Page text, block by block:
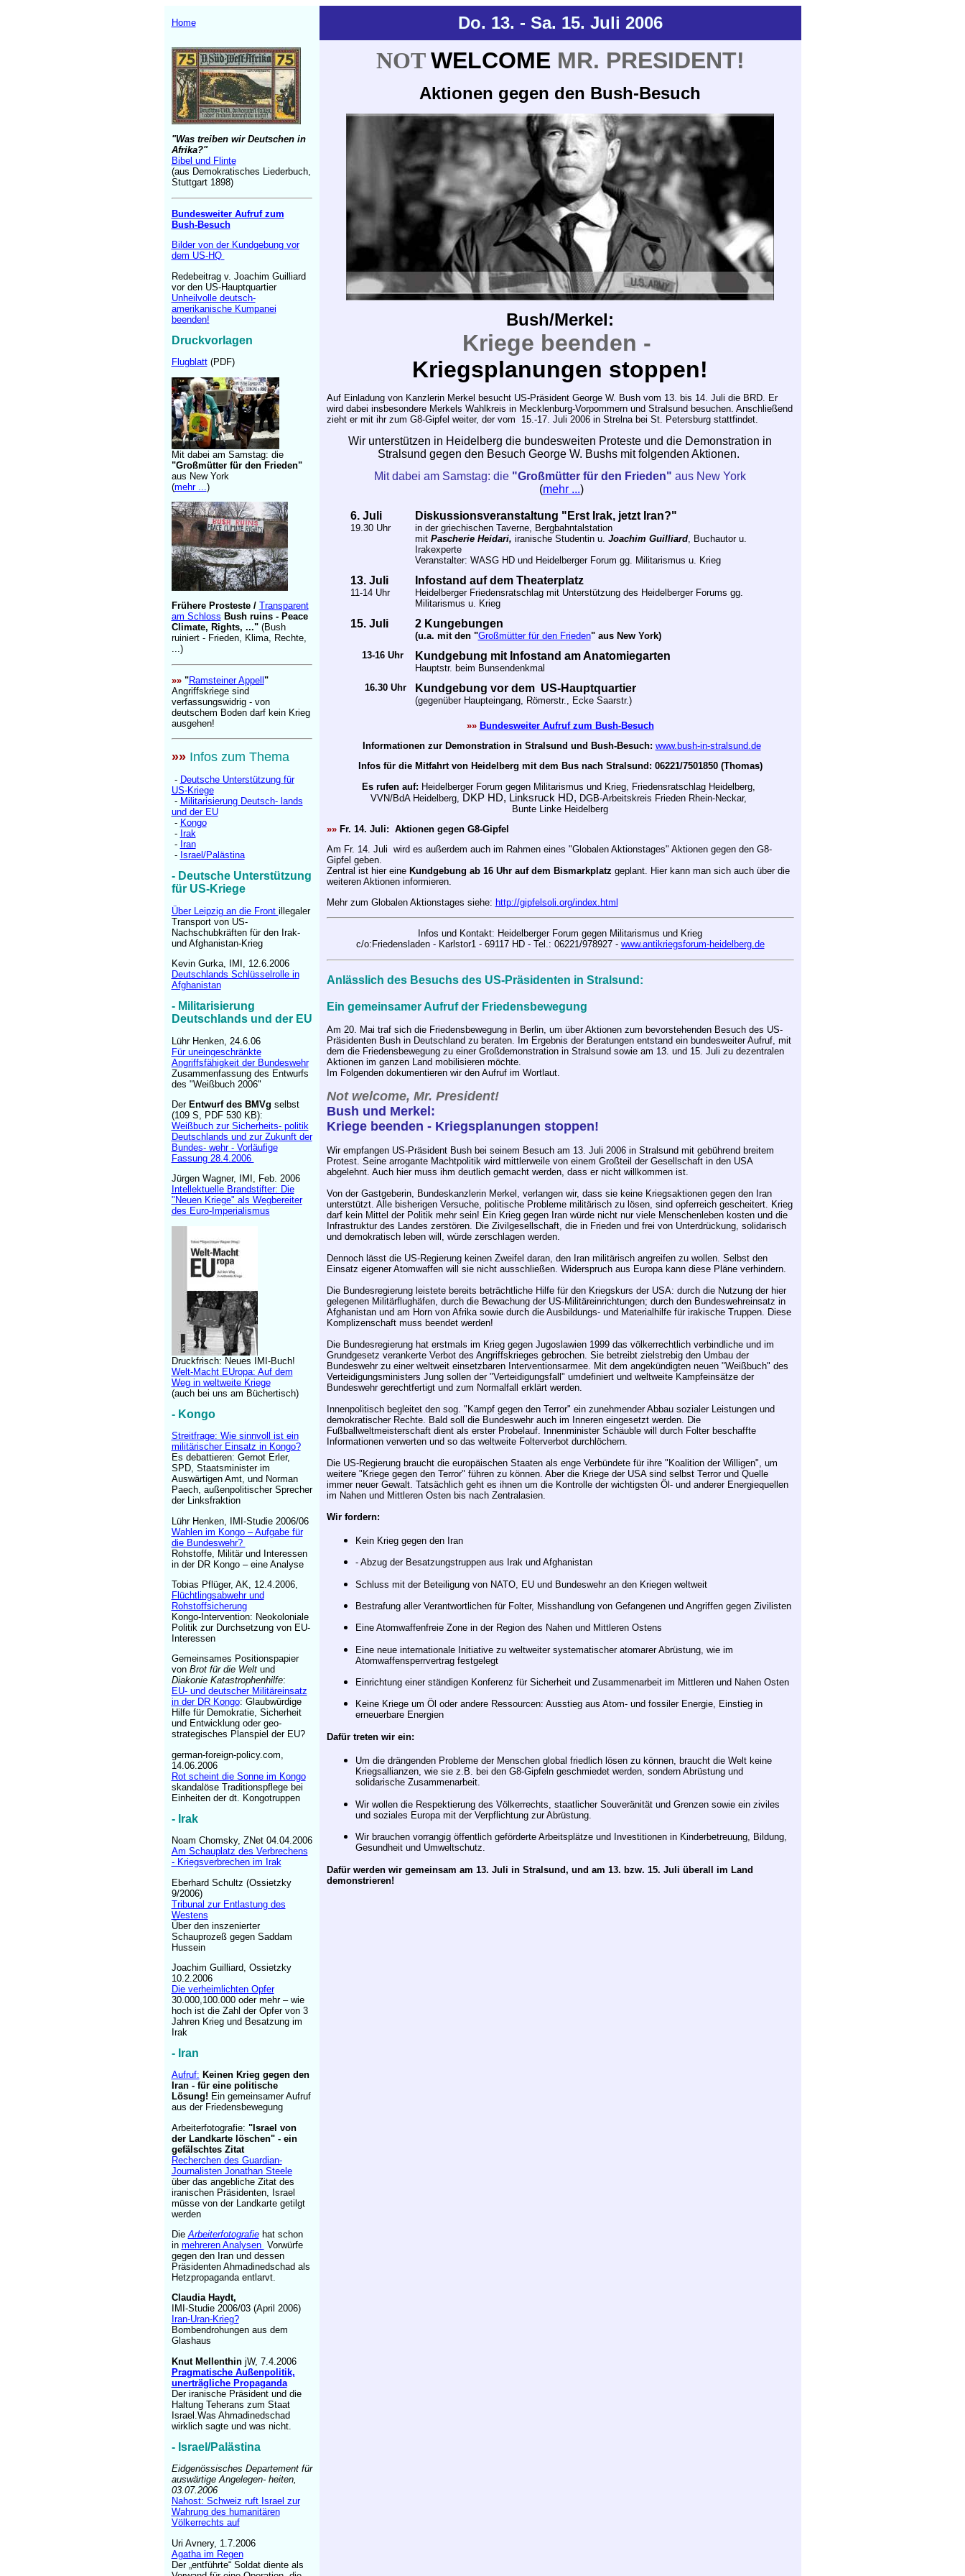
Home Do. 13. - Sa. 15. Juli 2006
"Was treiben wir Deutschen in
Afrika?"
Bibel und Flinte
(aus Demokratisches Liederbuch,
Stuttgart 1898)
Bundesweiter Aufruf zum
Bush-Besuch
Bilder von der Kundgebung vor
dem US-HQ
Redebeitrag v. Joachim Guilliard
vor den US-Hauptquartier
Unheilvolle deutsch-
amerikanische Kumpanei
beenden!
Druckvorlagen
Flugblatt(PDF)
Mit dabei am Samstag: die
"Großmütter für den Frieden"
aus New York
(mehr ... )
Frühere Prosteste / Transparent
am Schloss Bush ruins - Peace
Climate, Rights, ..." (Bush
ruiniert - Frieden, Klima, Rechte,
...)
»» "Ramsteiner Appell "
Angriffskriege sind
verfassungswidrig - von
deutschem Boden darf kein Krieg
ausgehen!
»» Infos zum Thema
- Deutsche Unterstützung für
US-Kriege
- Militarisierung Deutsch- lands
und der EU
- Kongo
- Irak
- Iran
- Israel/Palästina
- Deutsche Unterstützung
für US-Kriege
Über Leipzig an die Front illegaler
Transport von US-
Nachschubkräften für den Irak-
und Afghanistan-Krieg
Kevin Gurka, IMI, 12.6.2006
Deutschlands Schlüsselrolle in
Afghanistan
- Militarisierung
Deutschlands und der EU
Lühr Henken, 24.6.06
Für uneingeschränkte
Angriffsfähigkeit der Bundeswehr
Zusammenfassung des Entwurfs
des "Weißbuch 2006"
Der Entwurf des BMVg selbst
(109 S, PDF 530 KB):
Weißbuch zur Sicherheits- politik
Deutschlands und zur Zukunft der
Bundes- wehr - Vorläufige
Fassung 28.4.2006
Jürgen Wagner,
IMI, Feb. 2006
Intellektuelle Brandstifter: Die
"Neuen Kriege" als Wegbereiter
des Euro-Imperialismus
Druckfrisch: Neues IMI-Buch!
Welt-Macht EUropa: Auf dem
Weg in weltweite Kriege
(auch bei uns am Büchertisch)
- Kongo
Streitfrage: Wie sinnvoll ist ein
militärischer Einsatz in Kongo?
Es debattieren: Gernot Erler,
SPD, Staatsminister im
Auswärtigen Amt, und Norman
Paech, außenpolitischer Sprecher
der Linksfraktion
Lühr Henken, IMI-Studie 2006/06
Wahlen im Kongo – Aufgabe für
die Bundeswehr?
Rohstoffe, Militär und Interessen
in der DR Kongo – eine Analyse
Tobias Pflüger, AK, 12.4.2006,
Flüchtlingsabwehr und
Rohstoffsicherung
Kongo-Intervention: Neokoloniale
Politik zur Durchsetzung von EU-
Interessen
Gemeinsames Positionspapier
von Brot für die Weltund
Diakonie Katastrophenhilfe:
EU- und deutscher Militäreinsatz
in der DR Kongo: Glaubwürdige
Hilfe für Demokratie, Sicherheit
und Entwicklung oder geo-
strategisches Planspiel der EU?
german-foreign-policy.com,
14.06.2006
Rot scheint die Sonne im Kongo
skandalöse Traditionspflege bei
Einheiten der dt. Kongotruppen
- Irak
Noam Chomsky, ZNet 04.04.2006
Am Schauplatz des Verbrechens
- Kriegsverbrechen im Irak
Eberhard Schultz (Ossietzky
9/2006)
Tribunal zur Entlastung des
Westens
Über den inszenierter
Schauprozeß gegen Saddam
Hussein
Joachim Guilliard, Ossietzky
10.2.2006
Die verheimlichten Opfer
30.000,100.000 oder mehr – wie
hoch ist die Zahl der Opfer von 3
Jahren Krieg und Besatzung im
Irak
- Iran
Aufruf: Keinen Krieg gegen den
Iran - für eine politische
Lösung! Ein gemeinsamer Aufruf
aus der Friedensbewegung
Arbeiterfotografie: "Israel von
der Landkarte löschen" - ein
gefälschtes Zitat
Recherchen des Guardian-
Journalisten Jonathan Steele
über das angebliche Zitat des
iranischen Präsidenten, Israel
müsse von der Landkarte getilgt
werden
DieArbeiterfotografie hat schon
in mehreren Analysen Vorwürfe
gegen den Iran und dessen
Präsidenten Ahmadinedschad als
Hetzpropaganda entlarvt.
Claudia Haydt,
IMI-Studie 2006/03 (April 2006)
Iran-Uran-Krieg?
Bombendrohungen aus dem
Glashaus
Knut Mellenthin jW, 7.4.2006
Pragmatische Außenpolitik,
unerträgliche Propaganda
Der iranische Präsident und die
Haltung Teherans zum Staat
Israel.Was Ahmadinedschad
wirklich sagte und was nicht.
- Israel/Palästina
Eidgenössisches Departement für
auswärtige Angelegen- heiten,
03.07.2006
Nahost: Schweiz ruft Israel zur
Wahrung des humanitären
Völkerrechts auf
Uri Avnery, 1.7.2006
Agatha im Regen
Der „entführte“ Soldat diente als
NOTWELCOME MR. PRESIDENT!
Aktionen gegen den Bush-Besuch
Bush/Merkel:
Kriege beenden -
Kriegsplanungen stoppen!
Auf Einladung von Kanzlerin Merkel besucht US-Präsident George W. Bush vom 13. bis 14. Juli die BRD. Er
wird dabei insbesondere Merkels Wahlkreis in Mecklenburg-Vorpommern und Stralsund besuchen. Anschließend
zieht er mit ihr zum G8-Gipfel weiter, der vom 15.-17. Juli 2006 in Strelna bei St. Petersburg stattfindet.
Wir unterstützen in Heidelberg die bundesweiten Proteste und die Demonstration in
Stralsund gegen den Besuch George W. Bushs mit folgenden Aktionen.
Mit dabei am Samstag: die "Großmütter für den Frieden" aus New York
(mehr ...)
6. Juli
19.30 Uhr
Diskussionsveranstaltung "Erst Irak, jetzt Iran?"
in der griechischen Taverne, Bergbahntalstation
mit Pascherie Heidari, iranische Studentin u. Joachim Guilliard, Buchautor u.
Irakexperte
Veranstalter: WASG HD und Heidelberger Forum gg. Militarismus u. Krieg
13. Juli
11-14 Uhr
Infostand auf dem Theaterplatz
Heidelberger Friedensratschlag mit Unterstützung des Heidelberger Forums gg.
Militarismus u. Krieg
15. Juli 2 Kungebungen
(u.a. mit den "Großmütter für den Frieden" aus New York)
13-16 Uhr
Kundgebung mit Infostand am Anatomiegarten
Hauptstr. beim Bunsendenkmal
16.30 Uhr
Kundgebung vor dem US-Hauptquartier
(gegenüber Haupteingang, Römerstr., Ecke Saarstr.)
»» Bundesweiter Aufruf zum Bush-Besuch
Informationen zur Demonstration in Stralsund und Bush-Besuch: www.bush-in-stralsund.de
Infos für die Mitfahrt von Heidelberg mit dem Bus nach Stralsund: 06221/7501850 (Thomas)
Es rufen auf: Heidelberger Forum gegen Militarismus und Krieg, Friedensratschlag Heidelberg,
VVN/BdA Heidelberg,
DKP HD, Linksruck HD, DGB-Arbeitskreis Frieden Rhein-Neckar,
Bunte Linke Heidelberg
»» Fr. 14. Juli: Aktionen gegen G8-Gipfel
Am Fr. 14. Juli wird es außerdem auch im Rahmen eines "Globalen Aktionstages" Aktionen gegen den G8-
Gipfel geben.
Zentral ist hier eine Kundgebung ab 16 Uhr auf dem Bismarkplatz geplant. Hier kann man sich auch über die
weiteren Aktionen informieren.
Mehr zum Globalen Aktionstages siehe: http://gipfelsoli.org/index.html
Infos und Kontakt: Heidelberger Forum gegen Militarismus und Krieg
c/o:Friedensladen - Karlstor1 - 69117 HD - Tel.: 06221/978927 - www.antikriegsforum-heidelberg.de
Anlässlich des Besuchs des US-Präsidenten in Stralsund:
Ein gemeinsamer Aufruf der Friedensbewegung
Am 20. Mai traf sich die Friedensbewegung in Berlin, um über Aktionen zum bevorstehenden Besuch des US-
Präsidenten Bush in Deutschland zu beraten. Im Ergebnis der Beratungen entstand ein bundesweiter Aufruf, mit
dem die Friedensbewegung zu einer Großdemonstration in Stralsund sowie am 13. und 15. Juli zu dezentralen
Aktionen im ganzen Land mobilisieren möchte.
Im Folgenden dokumentieren wir den Aufruf im Wortlaut.
Not welcome, Mr. President!
Bush und Merkel:
Kriege beenden - Kriegsplanungen stoppen!
Wir empfangen US-Präsident Bush bei seinem Besuch am 13. Juli 2006 in Stralsund mit gebührend breitem
Protest. Seine arrogante Machtpolitik wird mittlerweile von einem Großteil der Gesellschaft in den USA
abgelehnt. Auch hier muss ihm deutlich gemacht werden, dass er nicht willkommen ist.
Von der Gastgeberin, Bundeskanzlerin Merkel, verlangen wir, dass sie keine Kriegsaktionen gegen den Iran
unterstützt. Alle bisherigen Versuche, politische Probleme militärisch zu lösen, sind opferreich gescheitert. Krieg
darf kein Mittel der Politik mehr sein! Ein Krieg gegen Iran würde nicht nur viele Menschenleben kosten und die
Infrastruktur des Landes zerstören. Die Zivilgesellschaft, die in Frieden und frei von Unterdrückung, solidarisch
und demokratisch leben will, würde zerschlagen werden.
Dennoch lässt die US-Regierung keinen Zweifel daran, den Iran militärisch angreifen zu wollen. Selbst den
Einsatz eigener Atomwaffen will sie nicht ausschließen. Widerspruch aus Europa kann diese Pläne verhindern.
Die Bundesregierung leistete bereits beträchtliche Hilfe für den Kriegskurs der USA: durch die Nutzung der hier
gelegenen Militärflughäfen, durch die Bewachung der US-Militäreinrichtungen; durch den Bundeswehreinsatz in
Afghanistan und am Horn von Afrika sowie durch die Ausbildungs- und Materialhilfe für irakische Truppen. Diese
Komplizenschaft muss beendet werden!
Die Bundesregierung hat erstmals im Krieg gegen Jugoslawien 1999 das völkerrechtlich verbindliche und im
Grundgesetz verankerte Verbot des Angriffskrieges gebrochen. Sie betreibt zielstrebig den Umbau der
Bundeswehr zu einer weltweit einsetzbaren Interventionsarmee. Mit dem angekündigten neuen "Weißbuch" des
Verteidigungsministers Jung sollen der "Verteidigungsfall" umdefiniert und weltweite Kampfeinsätze der
Bundeswehr gerechtfertigt und zum Normalfall erklärt werden.
Innenpolitisch begleitet den sog. "Kampf gegen den Terror" ein zunehmender Abbau sozialer Leistungen und
demokratischer Rechte. Bald soll die Bundeswehr auch im Inneren eingesetzt werden. Die
Fußballweltmeisterschaft dient als erster Probelauf. Innenminister Schäuble will durch Folter beschaffte
Informationen verwerten und so das weltweite Folterverbot durchlöchern.
Die US-Regierung braucht die europäischen Staaten als enge Verbündete für ihre "Koalition der Willigen", um
weitere "Kriege gegen den Terror" führen zu können. Aber die Kriege der USA sind selbst Terror und Quelle
immer neuer Gewalt. Tatsächlich geht es ihnen um die Kontrolle der wichtigsten Öl- und anderer Energiequellen
im Nahen und Mittleren Osten bis nach Zentralasien.
Wir fordern:
Kein Krieg gegen den Iran
- Abzug der Besatzungstruppen aus Irak und Afghanistan
Schluss mit der Beteiligung von NATO, EU und Bundeswehr an den Kriegen weltweit
Bestrafung aller Verantwortlichen für Folter, Misshandlung von Gefangenen und Angriffen gegen Zivilisten
Eine Atomwaffenfreie Zone in der Region des Nahen und Mittleren Ostens
Eine neue internationale Initiative zu weltweiter systematischer atomarer Abrüstung, wie im
Atomwaffensperrvertrag festgelegt
Einrichtung einer ständigen Konferenz für Sicherheit und Zusammenarbeit im Mittleren und Nahen Osten
Keine Kriege um Öl oder andere Ressourcen: Ausstieg aus Atom- und fossiler Energie, Einstieg in
erneuerbare Energien
Dafür treten wir ein:
Um die drängenden Probleme der Menschen global friedlich lösen zu können, braucht die Welt keine
Kriegsallianzen, wie sie z.B. bei den G8-Gipfeln geschmiedet werden, sondern Abrüstung und
solidarische Zusammenarbeit.
Wir wollen die Respektierung des Völkerrechts, staatlicher Souveränität und Grenzen sowie ein ziviles
und soziales Europa mit der Verpflichtung zur Abrüstung.
Wir brauchen vorrangig öffentlich geförderte Arbeitsplätze und Investitionen in Kinderbetreuung, Bildung,
Gesundheit und Umweltschutz.
Dafür werden wir gemeinsam am 13. Juli in Stralsund, und am 13. bzw. 15. Juli überall im Land
demonstrieren!